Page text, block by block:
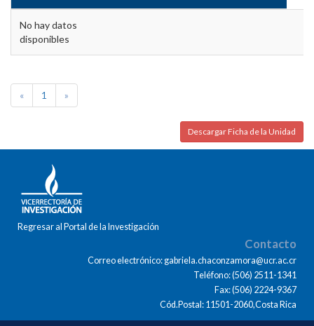
No hay datos
disponibles
« 1 »
Descargar Ficha de la Unidad
Regresar al Portal de la Investigación
Contacto
Correo electrónico: gabriela.chaconzamora@ucr.ac.cr
Teléfono: (506) 2511-1341
Fax: (506) 2224-9367
Cód.Postal: 11501-2060,Costa Rica